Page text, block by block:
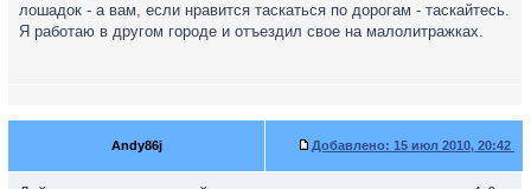
лошадок - а вам, если нравится таскаться по дорогам - таскайтесь.
Я работаю в другом городе и отъездил свое на малолитражках.
Andy86j Добавлено: 15 июл 2010, 20:42